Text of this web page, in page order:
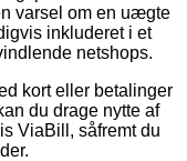
varsel om en uægte
inkluderet i et
netshops.
kort eller betalinger
du drage nytte af
ViaBill, såfremt du